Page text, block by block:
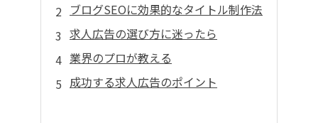
ブログSEOに効果的なタイトル制作法
求人広告の選び方に迷ったら
業界のプロが教える
成功する求人広告のポイント